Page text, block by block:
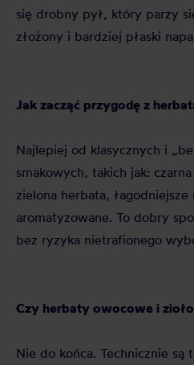
się drobny pył, który parzy
złożony i bardziej płaski
Jak zacząć przygodę z
Najlepiej od klasycznych i
smakowych, takich jak:
zielona herbata, łagodniejsze
aromatyzowane. To dobry
bez ryzyka nietrafionego
Czy herbaty owocowe i
Nie do końca. Technicznie są